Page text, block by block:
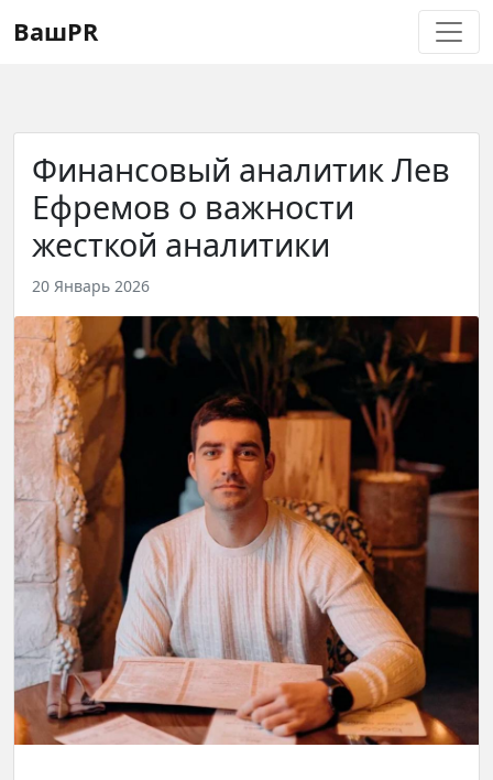
Регистрация
ВашPR
Финансовый аналитик Лев
Ефремов о важности
жесткой аналитики
20 Январь 2026